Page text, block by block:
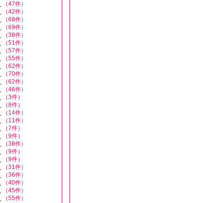
（47件）
（42件）
（68件）
（69件）
（38件）
（51件）
（57件）
（55件）
（62件）
（70件）
（62件）
（46件）
（3件）
（8件）
（14件）
（11件）
（7件）
（9件）
（38件）
（9件）
（9件）
（31件）
（36件）
（40件）
（45件）
（55件）